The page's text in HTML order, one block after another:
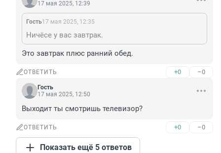
17 мая 2025, 12:39
Гость17 мая 2025, 12:35
Ничёсе у вас завтрак.
Это завтрак плюс ранний обед.
ОТВЕТИТЬ +0 –0
Гость
17 мая 2025, 12:50
Выходит ты смотришь телевизор?
ОТВЕТИТЬ +0 –0
Показать ещё 5 ответов